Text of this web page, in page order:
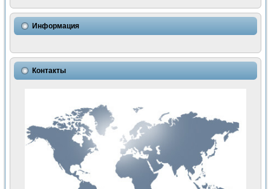
Использование NI LabVIEW для математического
Исследовние возможности создания измерителя ВАХ
Математическое моделирование генератора сигналов -
Применение осциллографического модуля с высоким
Симуляция отклика импульсного радиолокационного
Автоматизация формирования уравнений состояния для
Разработка автоматизированного стенда для измерения
Применение среды LabVIEW для построения картины
Портативная система для определения показателей
Использование LabVIEW для управления источником
Устройство для снятия вольт-амперных характеристик
Передовые научные технологии: нано-, фемто-,
Автоматизированная установка по измерению временных
Автоматизированный лабораторный комплекс на базе
Информация
Контакты